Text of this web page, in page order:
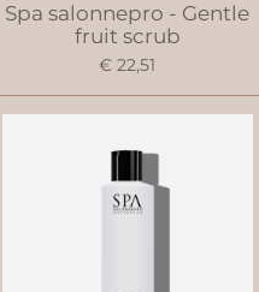
Spa salonnepro - Gentle
fruit scrub
€ 22,51